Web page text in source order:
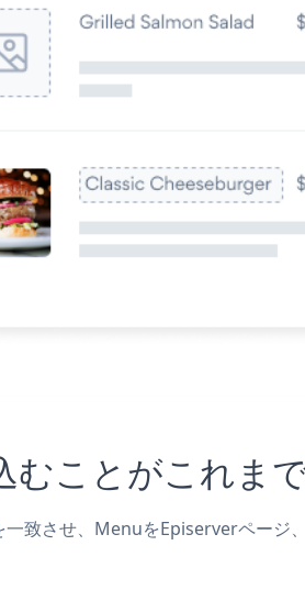
ことがこれま
致させ、MenuをEpiserverページ